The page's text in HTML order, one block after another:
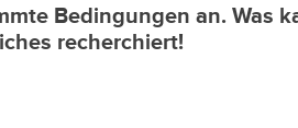
Bedingungen an. Was
recherchiert!